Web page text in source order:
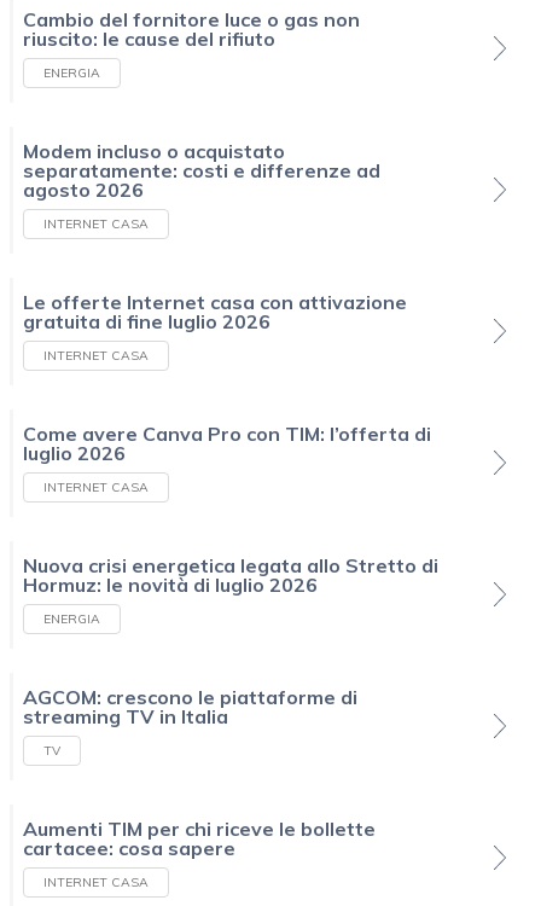
Cambio del fornitore luce o gas non
riuscito: le cause del rifiuto
ENERGIA
Modem incluso o acquistato
separatamente: costi e differenze ad
agosto 2026
INTERNET CASA
Le offerte Internet casa con attivazione
gratuita di fine luglio 2026
INTERNET CASA
Come avere Canva Pro con TIM: l’offerta di
luglio 2026
INTERNET CASA
Nuova crisi energetica legata allo Stretto di
Hormuz: le novità di luglio 2026
ENERGIA
AGCOM: crescono le piattaforme di
streaming TV in Italia
TV
Aumenti TIM per chi riceve le bollette
cartacee: cosa sapere
INTERNET CASA